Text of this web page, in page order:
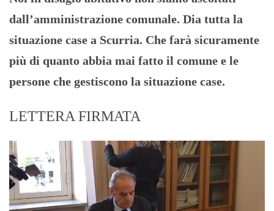
dall’amministrazione comunale. Dia tutta la
situazione case a Scurria. Che farà sicuramente
più di quanto abbia mai fatto il comune e le
persone che gestiscono la situazione case.
LETTERA FIRMATA